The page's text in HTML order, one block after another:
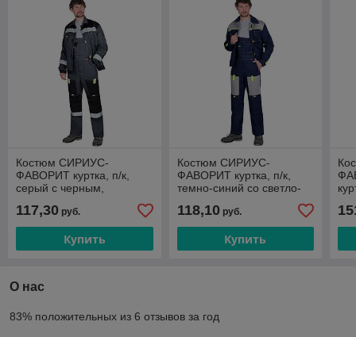
Костюм СИРИУС-
ФАВОРИТ куртка, п/к,
серый с черным,
117,30 руб.
Купить
Костюм СИРИУС-
ФАВОРИТ куртка, п/к,
темно-синий со светло-
118,10руб.
Купить
О нас
83% положительных из 6 отзывов за год